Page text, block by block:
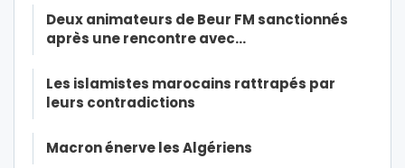
Deux animateurs de Beur FM sanctionnés
après une rencontre avec…
Les islamistes marocains rattrapés par
leurs contradictions
Macron énerve les Algériens